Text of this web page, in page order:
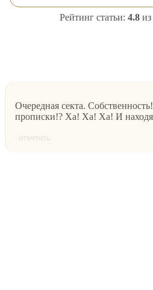
Рейтинг статьи: 4.8 из
Очередная секта.
прописки!? Ха! Ха! Ха! И
ответить